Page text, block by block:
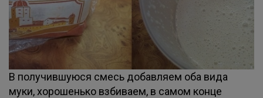
В получившуюся смесь добавляем оба вида
муки, хорошенько взбиваем, в самом конце